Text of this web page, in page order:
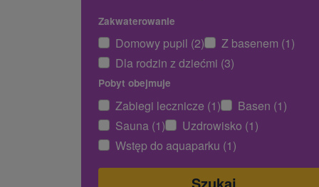
Zakwaterowanie
Domowy pupil (2)
Z basenem (1)
Dla rodzin z dziećmi (3)
Pobyt obejmuje
Zabiegi lecznicze (1)
Basen (1)
Sauna (1)
Uzdrowisko (1)
Wstęp do aquaparku (1)